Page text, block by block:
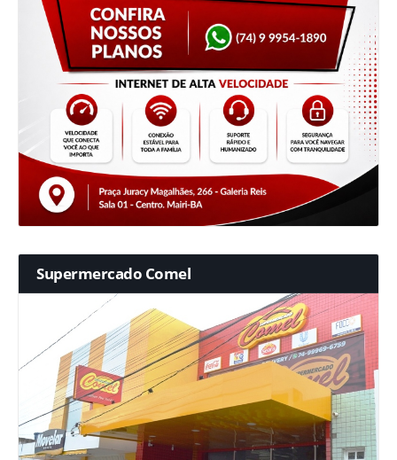
Supermercado Comel